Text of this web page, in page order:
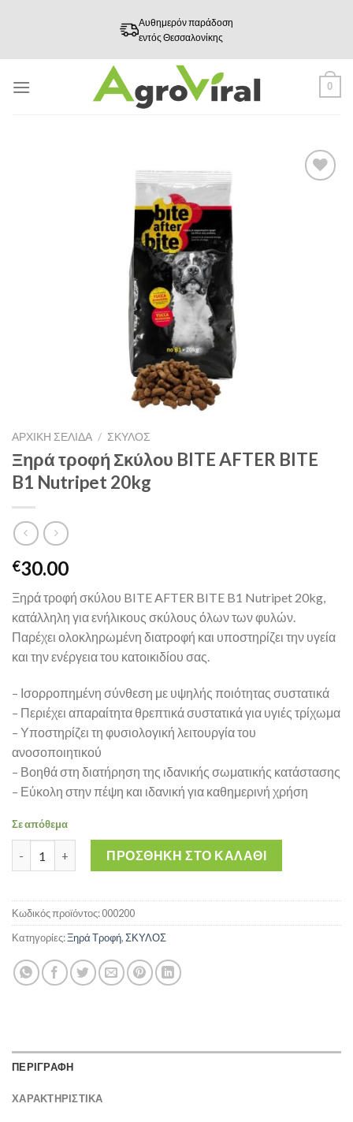
Αυθημερόν παράδοση
εντός Θεσσαλονίκης
0
ΑΡΧΙΚΉ ΣΕΛΊΔΑ / ΣΚΥΛΟΣ
Ξηρά τροφή Σκύλου BITE AFTER BITE
B1 Nutripet 20kg
€30.00
Ξηρά τροφή σκύλου BITE AFTER BITE B1 Nutripet 20kg,
κατάλληλη για ενήλικους σκύλους όλων των φυλών.
Παρέχει ολοκληρωμένη διατροφή και υποστηρίζει την υγεία
και την ενέργεια του κατοικιδίου σας.
– Ισορροπημένη σύνθεση με υψηλής ποιότητας συστατικά
– Περιέχει απαραίτητα θρεπτικά συστατικά για υγιές τρίχωμα
– Υποστηρίζει τη φυσιολογική λειτουργία του
ανοσοποιητικού
– Βοηθά στη διατήρηση της ιδανικής σωματικής κατάστασης
– Εύκολη στην πέψη και ιδανική για καθημερινή χρήση
Σε απόθεμα
Ξηρά τροφή Σκύλου BITE AFTER BITE B1 Nutripet 20kg
ΠΡΟΣΘΉΚΗ ΣΤΟ ΚΑΛΆΘΙ
Κωδικός προϊόντος:000200
Κατηγορίες:Ξηρά Τροφή,ΣΚΥΛΟΣ
ΠΕΡΙΓΡΑΦΗ
ΧΑΡΑΚΤΗΡΙΣΤΙΚΑ